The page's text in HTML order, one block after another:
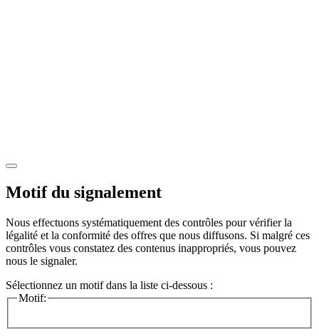
Motif du signalement
Nous effectuons systématiquement des contrôles pour vérifier la
légalité et la conformité des offres que nous diffusons. Si malgré ces
contrôles vous constatez des contenus inappropriés, vous pouvez
nous le signaler.
Sélectionnez un motif dans la liste ci-dessous :
Motif: